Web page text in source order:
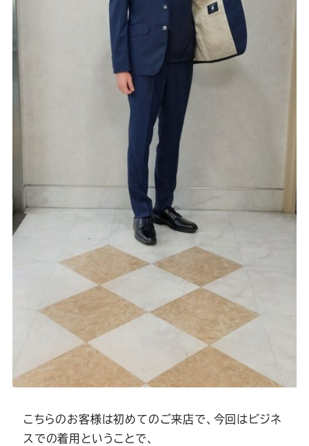
Youtube
Facebook
式
Twitter
式
Instagram
式
LINE
こちらのお客様は初めてのご来店で、今回はビジネ
スでの着用ということで、